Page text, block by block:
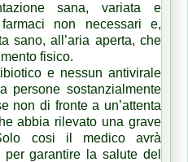
sana, variata e
non necessari e,
sano, all’aria aperta, che
fisico.
e nessun antivirale
persone sostanzialmente
non di fronte a un’attenta
abbia rilevato una grave
cosi il medico avrà
garantire la salute del